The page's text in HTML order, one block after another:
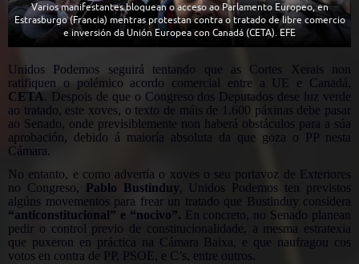
Varios manifestantes bloquean o acceso ao Parlamento Europeo, en
Estrasburgo (Francia) mentras protestan contra o tratado de libre comercio
e inversión da Unión Europea con Canadá (CETA). EFE
Unidos Podemos seguirá tentando que as Cortes Xerais non
ratifiquen o polémico acordo comercial entre a UE e Canadá,
CETA. Despois de que o Congreso dos Deputados dese luz verde
ao tratado, este xoves, o texto de máis de 1.600 páxinas debe pasar
ao Senado, onde previsiblemente non haberá obstáculos para a súa
aprobación, debido á maioría absoluta da que goza o PP nesta
Cámara.
No entanto, e como advertía o xoves o seu portavoz de Exteriores
no Congreso,
Pablo Bustinduy, Unidos Podemos ten previstos
algúns movementos para frear un tratado que Bustinduy considera
“anticonstitucional” e “nocivo”. En concreto, no Senado planean
pedir o control previo de constitucionalidade, a mesma estratexia
que puxeron en práctica na Cámara Baixa, e que naufragou cos
votos en contra de PP, PSOE, e C’s, entre outros.